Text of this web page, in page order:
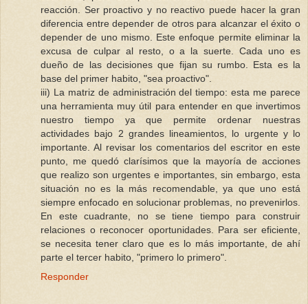
reacción. Ser proactivo y no reactivo puede hacer la gran
diferencia entre depender de otros para alcanzar el éxito o
depender de uno mismo. Este enfoque permite eliminar la
excusa de culpar al resto, o a la suerte. Cada uno es
dueño de las decisiones que fijan su rumbo. Esta es la
base del primer habito, "sea proactivo".
iii) La matriz de administración del tiempo: esta me parece
una herramienta muy útil para entender en que invertimos
nuestro tiempo ya que permite ordenar nuestras
actividades bajo 2 grandes lineamientos, lo urgente y lo
importante. Al revisar los comentarios del escritor en este
punto, me quedó clarísimos que la mayoría de acciones
que realizo son urgentes e importantes, sin embargo, esta
situación no es la más recomendable, ya que uno está
siempre enfocado en solucionar problemas, no prevenirlos.
En este cuadrante, no se tiene tiempo para construir
relaciones o reconocer oportunidades. Para ser eficiente,
se necesita tener claro que es lo más importante, de ahí
parte el tercer habito, "primero lo primero".
Responder